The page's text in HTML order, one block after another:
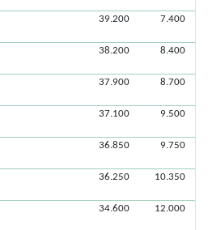
39.200 7.400
38.200 8.400
37.900 8.700
37.100 9.500
36.850 9.750
36.250 10.350
34.600 12.000